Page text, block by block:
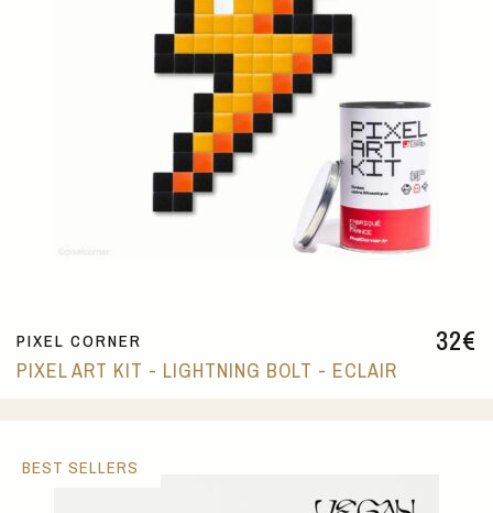
32€
PIXEL CORNER
PIXEL ART KIT - LIGHTNING BOLT - ECLAIR
BEST SELLERS